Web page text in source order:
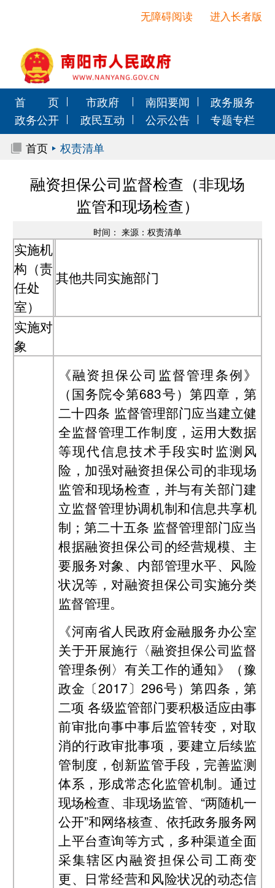
进入长者版
无障碍阅读
首 页 市政府 南阳要闻
政务服务
政务公开
政民互动 公示公告
专题专栏
首页
权责清单
融资担保公司监督检查（非现场
监管和现场检查）
时间： 来源：权责清单
实施机
构（责
任处
室）
其他共同实施部门
实施对
象
《融资担保公司监督管理条例》
（国务院令第683号）第四章，第
二十四条 监督管理部门应当建立健
全监督管理工作制度，运用大数据
等现代信息技术手段实时监测风
险，加强对融资担保公司的非现场
监管和现场检查，并与有关部门建
立监督管理协调机制和信息共享机
制；第二十五条 监督管理部门应当
根据融资担保公司的经营规模、主
要服务对象、内部管理水平、风险
状况等，对融资担保公司实施分类
监督管理。
《河南省人民政府金融服务办公室
关于开展施行〈融资担保公司监督
管理条例〉有关工作的通知》（豫
政金〔2017〕296号）第四条，第
二项 各级监管部门要积极适应由事
前审批向事中事后监管转变，对取
消的行政审批事项，要建立后续监
管制度，创新监管手段，完善监测
体系，形成常态化监管机制。通过
现场检查、非现场监管、“两随机一
公开”和网络核查、依托政务服务网
上平台查询等方式，多种渠道全面
采集辖区内融资担保公司工商变
更、日常经营和风险状况的动态信